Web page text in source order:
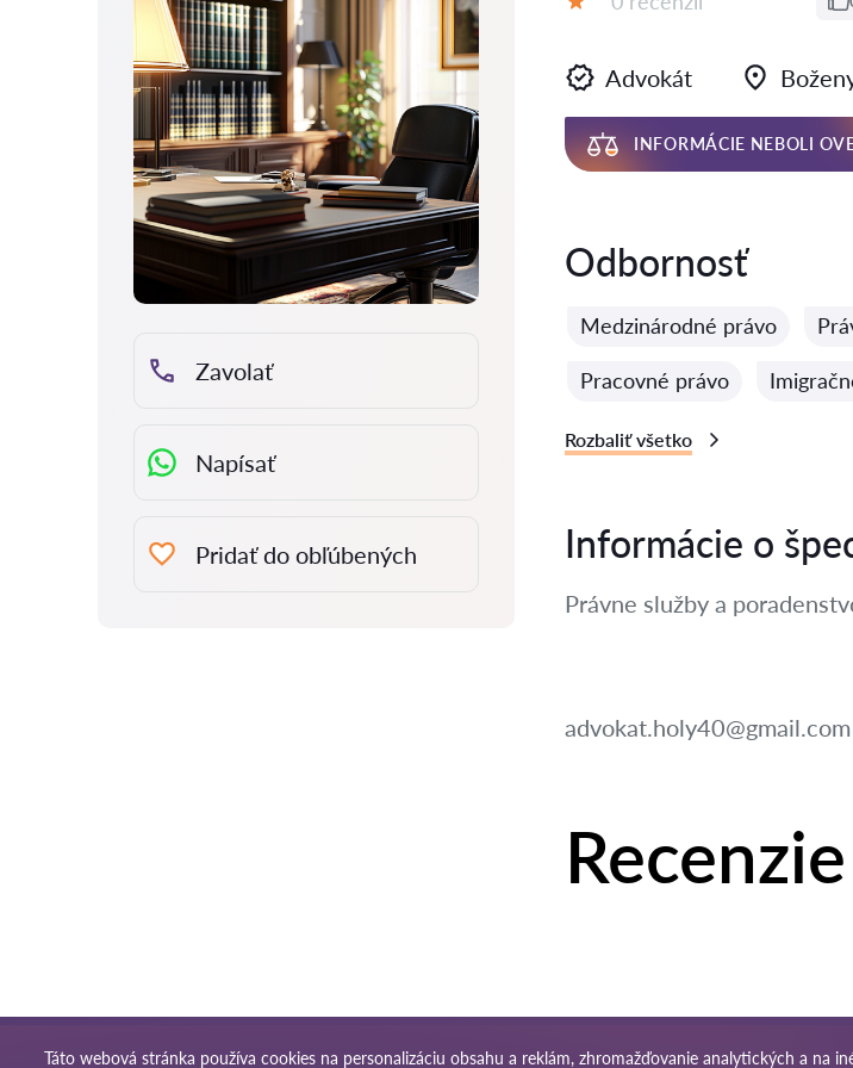
Zavolať
Napísať
Pridať do obľúbených
Advokát
INFORMÁCIE NEBOLI
Odbornosť
Medzinárodné právo
Pracovné právo
Rozbaliť všetko
Informácie o
Právne služby a
advokat.holy40@gmail.com
Recenzie
© 2026 Pravnikov-sk.com Podmienky používania Mapa stránok Naša celosvetová
Táto webová stránka používa cookies na personalizáciu obsahu a reklám, zhromažďovanie analytických a na